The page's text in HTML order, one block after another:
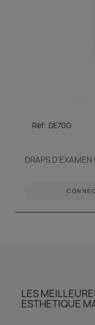
Réf: DE70G
DRAPS
LES
ESTHETIQUE